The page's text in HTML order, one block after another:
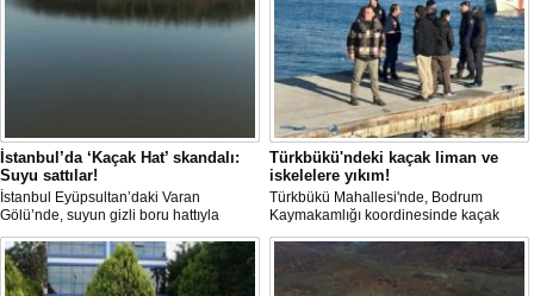
İstanbul’da ‘Kaçak Hat’ skandalı:
Suyu sattılar!
İstanbul Eyüpsultan’daki Varan
Gölü’nde, suyun gizli boru hattıyla
çekilip tankerlere aktarıldığı öne
sürüldü. Hattın izini süren vatandaşlar,
yaklaşık 3 kilometrelik kaçak düzenek
kurulduğunu iddia etti.
Türkbükü'ndeki kaçak liman ve
iskelelere yıkım!
Türkbükü Mahallesi'nde, Bodrum
Kaymakamlığı koordinesinde kaçak
liman ve iskelelere yönelik yıkım
çalışması başlatıldı.